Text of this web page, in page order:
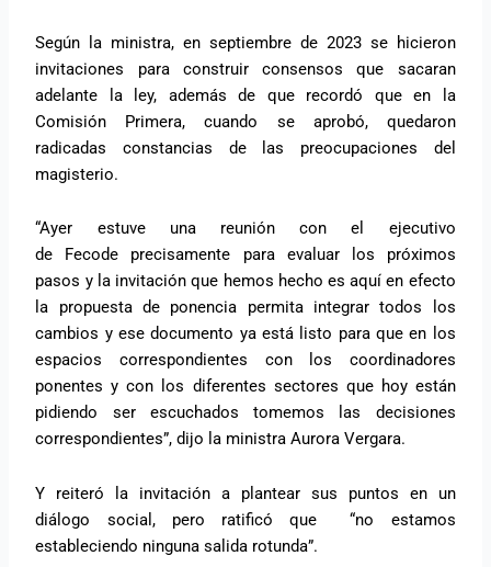
Según la ministra, en septiembre de 2023 se hicieron
invitaciones para construir consensos que sacaran
adelante la ley, además de que recordó que en la
Comisión Primera, cuando se aprobó, quedaron
radicadas constancias de las preocupaciones del
magisterio.
“Ayer estuve una reunión con el ejecutivo
de Fecode precisamente para evaluar los próximos
pasos y la invitación que hemos hecho es aquí en efecto
la propuesta de ponencia permita integrar todos los
cambios y ese documento ya está listo para que en los
espacios correspondientes con los coordinadores
ponentes y con los diferentes sectores que hoy están
pidiendo ser escuchados tomemos las decisiones
correspondientes”, dijo la ministra Aurora Vergara.
Y reiteró la invitación a plantear sus puntos en un
diálogo social, pero ratificó que “no estamos
estableciendo ninguna salida rotunda”.